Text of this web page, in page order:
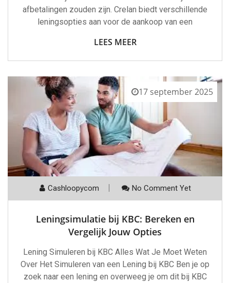
afbetalingen zouden zijn. Crelan biedt verschillende
leningsopties aan voor de aankoop van een
LEES MEER
17 september 2025
Cashloopycom No Comment Yet
Leningsimulatie bij KBC: Bereken en
Vergelijk Jouw Opties
Lening Simuleren bij KBC Alles Wat Je Moet Weten
Over Het Simuleren van een Lening bij KBC Ben je op
zoek naar een lening en overweeg je om dit bij KBC